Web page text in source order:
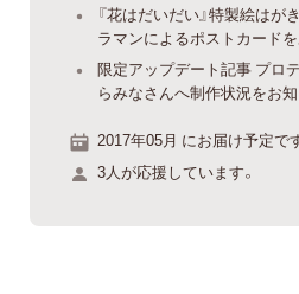
『花はだいだい』特製絵はが
ラマンによるポストカードを
限定アップデート記事 プロ
らみなさんへ制作状況をお知
2017年05月 にお届け予定で
3人が応援しています。